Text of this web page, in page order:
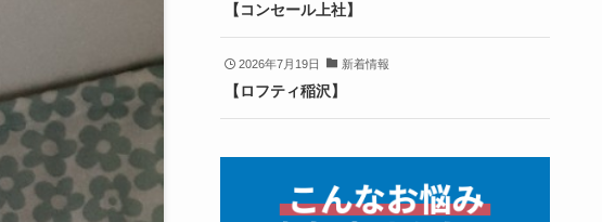
【コンセール上社】
2026年7月19日 新着情報
【ロフティ稲沢】